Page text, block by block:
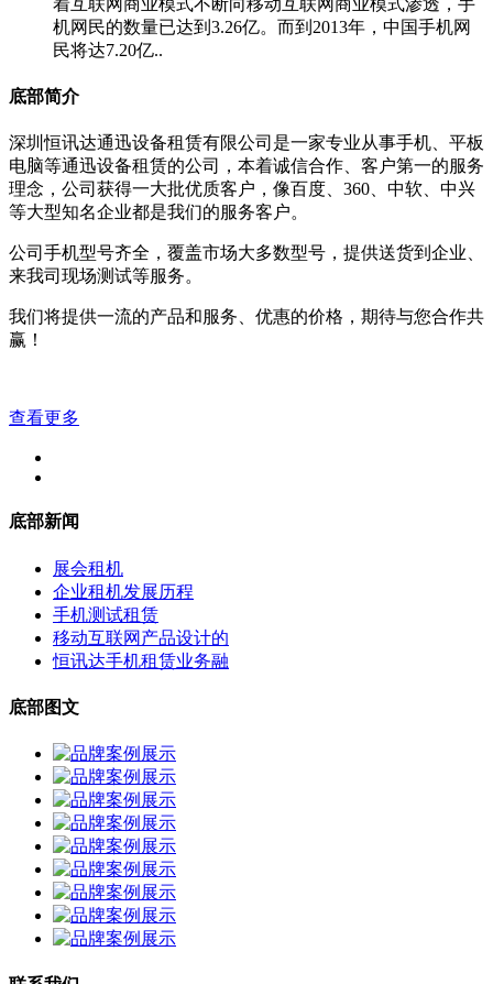
机网民的数量已达到3.26亿。而到2013年，中国手机网
民将达7.20亿..
底部简介
深圳恒讯达通迅设备租赁有限公司是一家专业从事手机、平板
电脑等通迅设备租赁的公司，本着诚信合作、客户第一的服务
理念，公司获得一大批优质客户，像百度、360、中软、中兴
等大型知名企业都是我们的服务客户。
公司手机型号齐全，覆盖市场大多数型号，提供送货到企业、
来我司现场测试等服务。
我们将提供一流的产品和服务、优惠的价格，期待与您合作共
赢！
查看更多
底部新闻
展会租机
企业租机发展历程
手机测试租赁
移动互联网产品设计的
恒讯达手机租赁业务融
底部图文